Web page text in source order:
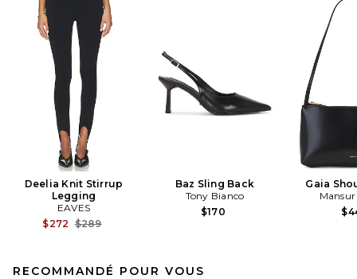
Deelia Knit Stirrup
Legging
EAVES
$272 Previous price:
$289
Baz Sling Back
Tony Bianco
$170
Gaia
RECOMMANDÉ POUR VOUS